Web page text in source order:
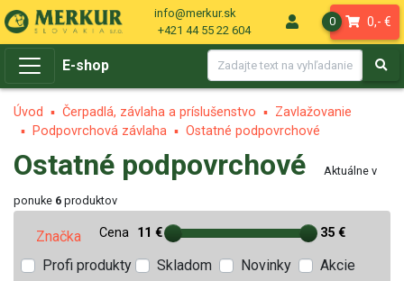
info@merkur.sk
+421 44 55 22 604
0 0,- €
E-shop
Úvod Čerpadlá, závlaha a príslušenstvo
Zavlažovanie
Podpovrchová závlaha
Ostatné podpovrchové
Ostatné podpovrchové Aktuálne v
ponuke 6 produktov
Značka Cena 11 € 35 €
Profi produkty Skladom Novinky
Akcie